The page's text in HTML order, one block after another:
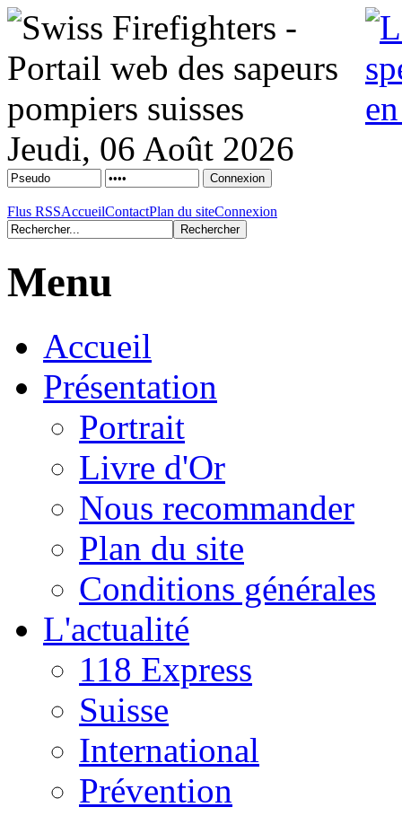
Jeudi, 06 Août 2026
Flus RSSAccueilContactPlan du siteConnexion
Menu
Accueil
Présentation
Portrait
Livre d'Or
Nous recommander
Plan du site
Conditions générales
L'actualité
118 Express
Suisse
International
Prévention